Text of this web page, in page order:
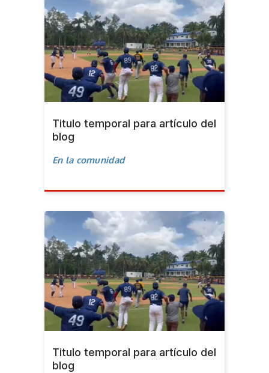
Titulo temporal para artículo del
blog
En la comunidad
Titulo temporal para artículo del
blog